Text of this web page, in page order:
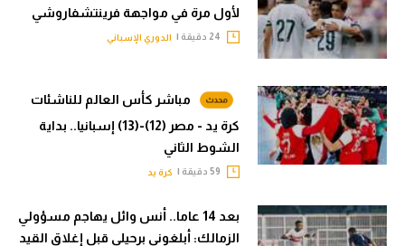
لأول مرة في مواجهة فرينتشفاروشي
الدوري الإسباني
مباشر كأس العالم للناشئات
كرة يد - مصر (12)-(13) إسبانيا.. بداية
الشوط الثاني
كرة يد
بعد 14 عاما.. أنس وائل يهاجم مسؤولي
الزمالك: أبلغوني برحيلي قبل إغلاق القيد